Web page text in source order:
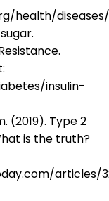
health/
insulin-
(2019). Type 2
is the truth?
articles/